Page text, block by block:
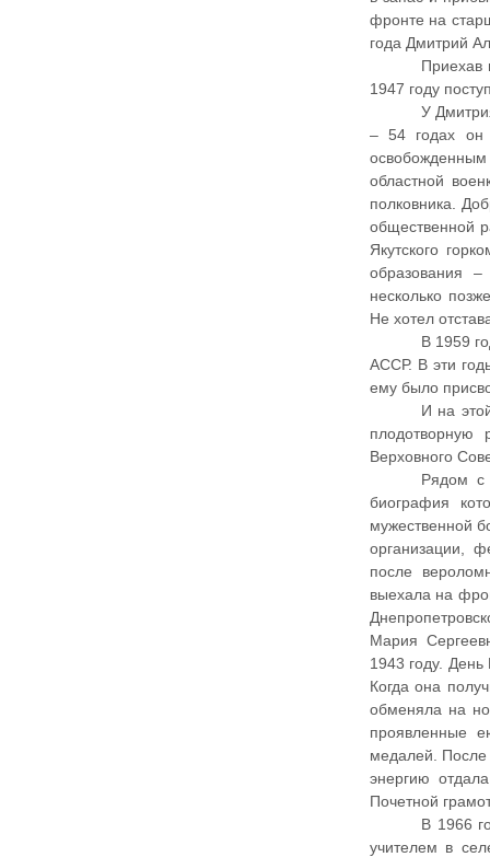
фронте на
года Дмитрий
Приехав
1947 году
У
– 54 годах он
областной
полковника.
общественной
Якутского
образования –
несколько
Не хотел
В 1959
АССР. В эти
ему было
И на
Верховного
Рядом с
биография
мужественной
организации,
после
выехала на
Мария
1943 году.
Когда она
обменяла на
проявленные
медалей.
энергию
Почетной
В 1966
учителем в